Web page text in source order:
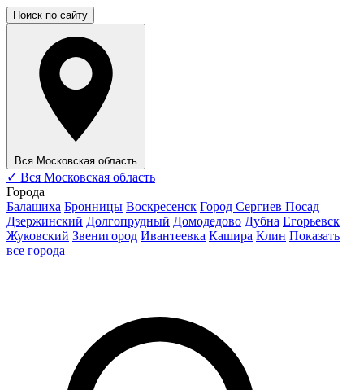
Поиск по сайту
Вся Московская область
✓ Вся Московская область
Города
Балашиха Бронницы Воскресенск Город Сергиев Посад
Дзержинский Долгопрудный Домодедово Дубна Егорьевск
Жуковский Звенигород Ивантеевка Кашира Клин Показать
все города